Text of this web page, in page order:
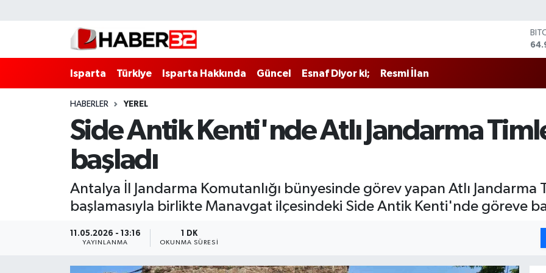
Isparta Türkiye Isparta Hakkında Güncel Esnaf Diyor ki; Resmi İlan
HABERLER YEREL
Side Antik Kenti'nde Atlı Jandarma
başladı
Antalya İl Jandarma Komutanlığı bünyesinde görev yapan Atlı
başlamasıyla birlikte Manavgat ilçesindeki Side Antik Kenti'nde göreve
11.05.2026 - 13:16
YAYINLANMA
1 DK
OKUNMA SÜRESI
Isparta Hakkında
Esnaf Diyor ki;
BİLİM VE TEKNOLOJİ
Isparta Nöbetçi Eczaneler
Isparta Hava Durumu
Isparta Trafik Yoğunluk Haritası
Süper Lig Puan Durumu ve Fikstür
Tüm Manşetler
Son Dakika Haberleri
Haber Arşivi